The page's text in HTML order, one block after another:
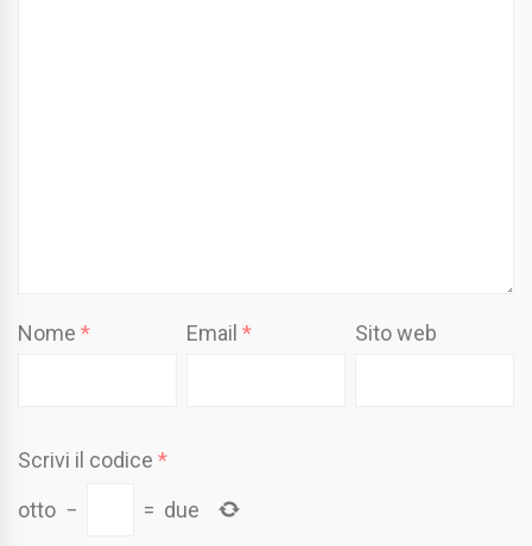
Nome * Email* Sito web
Scrivi il codice *
otto − = due